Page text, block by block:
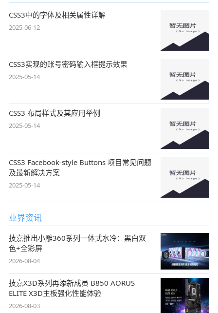
CSS3中的字体及相关属性详解
2025-06-12
CSS3实现的账号密码输入框提示效果
2025-05-14
CSS3 布局样式及其应用举例
2025-05-14
CSS3 Facebook-style Buttons 项目常见问题
及最新解决方案
2025-05-14
业界资讯
技嘉推出小雕360系列一体式水冷：黑白双
色+全彩屏
2026-08-04
技嘉X3D系列再添新成员 B850 AORUS
ELITE X3D主板强化性能体验
2026-08-03